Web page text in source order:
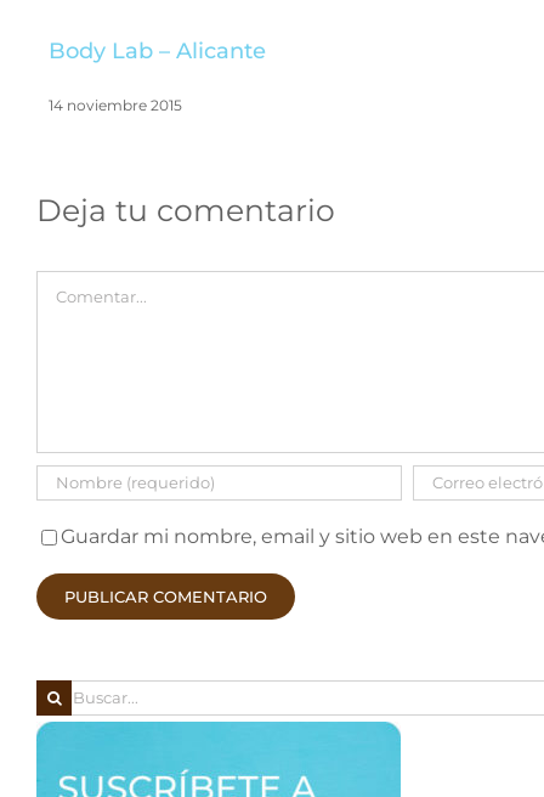
Body Lab – Alicante
14 noviembre 2015
Deja tu comentario
Guardar mi nombre, email y sitio web en este
Buscar: